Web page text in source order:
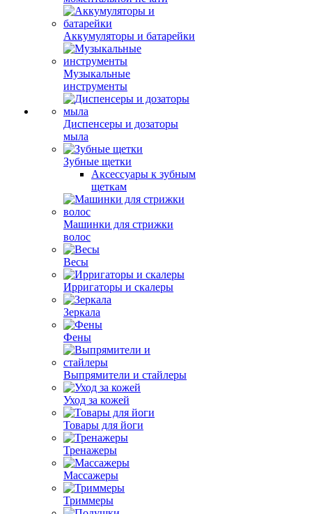
Аккумуляторы и батарейки
Музыкальные
инструменты
Диспенсеры и дозаторы
мыла
Зубные щетки
Аксессуары к зубным
щеткам
Машинки для стрижки
волос
Весы
Ирригаторы и скалеры
Зеркала
Фены
Выпрямители и стайлеры
Уход за кожей
Товары для йоги
Тренажеры
Массажеры
Триммеры